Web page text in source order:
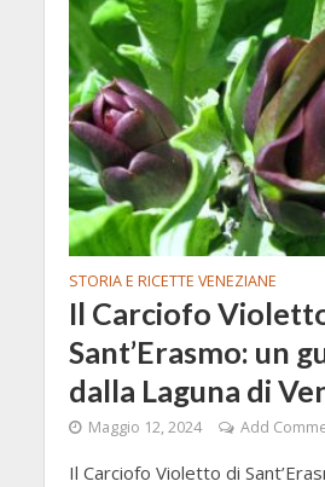
STORIA E RICETTE VENEZIANE
Il Carciofo
Sant’Erasmo: un
dalla Laguna di
Maggio 12, 2024 Add
Il Carciofo Violetto di